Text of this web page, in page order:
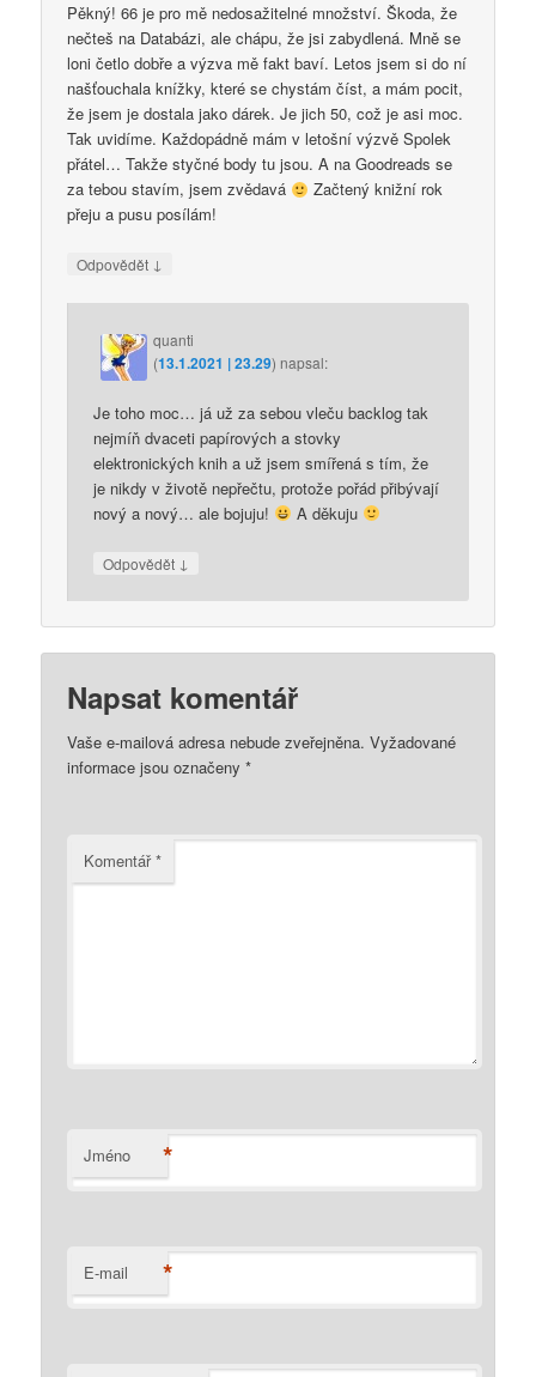
Pěkný! 66 je pro mě nedosažitelné množství. Škoda, že
nečteš na Databázi, ale chápu, že jsi zabydlená. Mně se
loni četlo dobře a výzva mě fakt baví. Letos jsem si do ní
našťouchala knížky, které se chystám číst, a mám pocit,
že jsem je dostala jako dárek. Je jich 50, což je asi moc.
Tak uvidíme. Každopádně mám v letošní výzvě Spolek
přátel… Takže styčné body tu jsou. A na Goodreads se
za tebou stavím, jsem zvědavá
Začtený knižní rok
přeju a pusu posílám!
Odpovědět ↓
quanti
(13.1.2021 | 23.29) napsal:
Je toho moc… já už za sebou vleču backlog tak
nejmíň dvaceti papírových a stovky
elektronických knih a už jsem smířená s tím, že
je nikdy v životě nepřečtu, protože pořád přibývají
nový a nový… ale bojuju!
A děkuju
Odpovědět ↓
Napsat komentář
Vaše e-mailová adresa nebude zveřejněna. Vyžadované
informace jsou označeny*
Komentář*
Jméno *
E-mail *